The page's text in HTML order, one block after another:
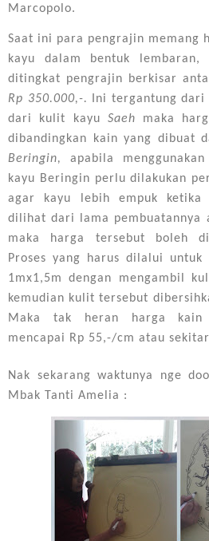
Marcopolo.
Saat ini para pengrajin memang
kayu dalam bentuk
ditingkat pengrajin berkisar
Rp 350.000,-. Ini tergantung dari
dari kulit kayu Saeh maka
dibandingkan kain yang dibuat
Beringin,
apabila
kayu Beringin perlu dilakukan
agar kayu lebih empuk ketika
dilihat dari lama pembuatannya
maka harga tersebut boleh
Proses yang harus dilalui
1mx1,5m dengan mengambil
kemudian kulit tersebut
Maka tak heran harga kain
mencapai Rp 55,-/cm atau
Nak sekarang waktunya nge
Mbak Tanti Amelia :